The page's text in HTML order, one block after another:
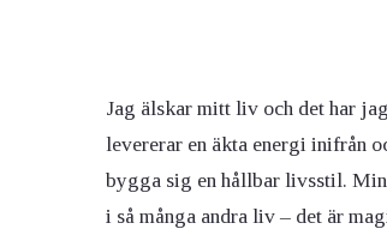
Jag älskar mitt liv och det har
levererar en äkta energi inifrån
bygga sig en hållbar livsstil.
i så många andra liv – det är